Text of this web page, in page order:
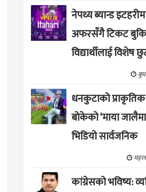
नेपथ्य ब्यान्ड
अफरसँगै टिकट
विद्यार्थीलाई विशेष
धनकुटाको प्राकृतिक
बोकेको ‘माया
भिडियो सार्वजनिक
कांग्रेसको भविष्य: